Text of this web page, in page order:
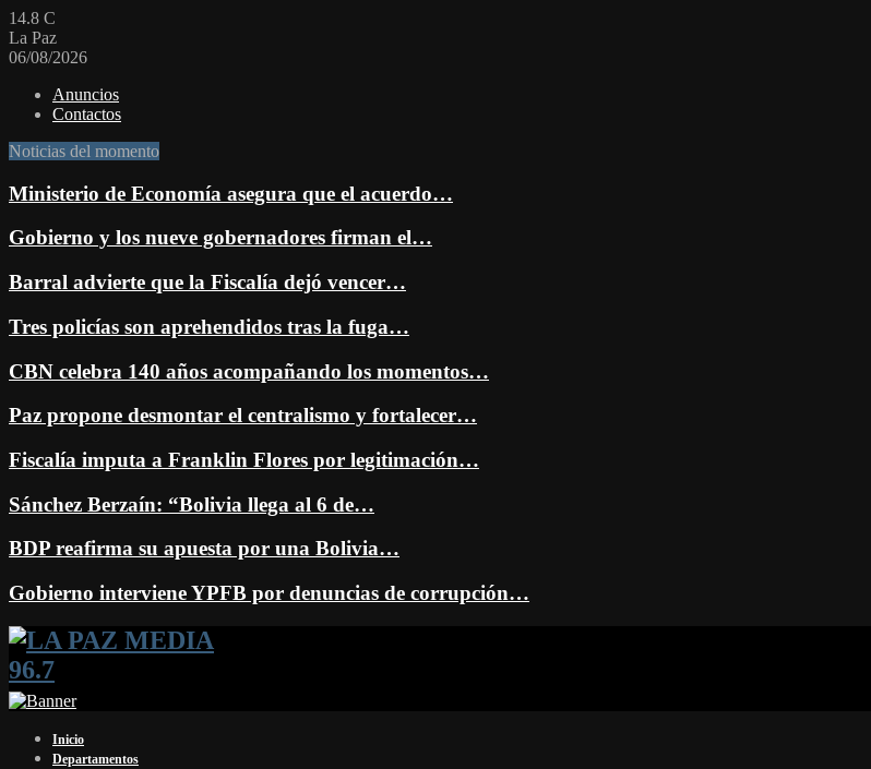
14.8 C
La Paz
06/08/2026
Anuncios
Contactos
Noticias del momento
Ministerio de Economía asegura que el acuerdo…
Gobierno y los nueve gobernadores firman el…
Barral advierte que la Fiscalía dejó vencer…
Tres policías son aprehendidos tras la fuga…
CBN celebra 140 años acompañando los momentos…
Paz propone desmontar el centralismo y fortalecer…
Fiscalía imputa a Franklin Flores por legitimación…
Sánchez Berzaín: “Bolivia llega al 6 de…
BDP reafirma su apuesta por una Bolivia…
Gobierno interviene YPFB por denuncias de corrupción…
Facebook
Twitter
Instagram
Youtube
Email
Twitch
Whatsapp
Inicio
Departamentos